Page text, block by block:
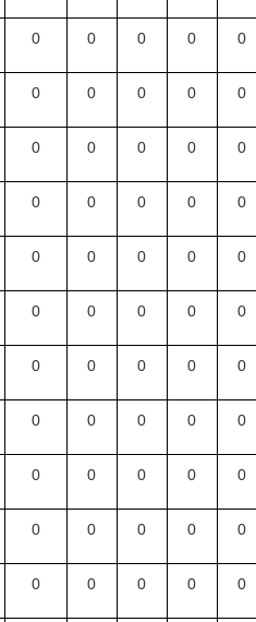
0 0 0 0 0
0 0 0 0 0
0 0 0 0 0
0 0 0 0 0
0 0 0 0 0
0 0 0 0 0
0 0 0 0 0
0 0 0 0 0
0 0 0 0 0
0 0 0 0 0
0 0 0 0 0